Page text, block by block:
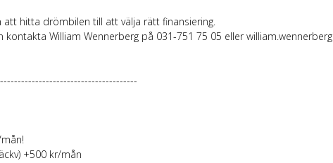
hitta drömbilen till att välja rätt finansiering.
William Wennerberg på 031-751 75 05 eller william.wennerberg
+500 kr/mån